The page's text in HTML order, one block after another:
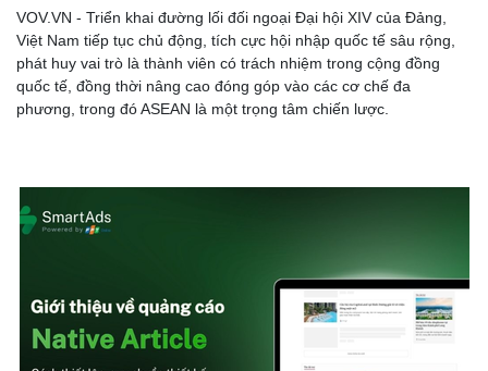
VOV.VN - Triển khai đường lối đối ngoại Đại hội XIV của Đảng,
Việt Nam tiếp tục chủ động, tích cực hội nhập quốc tế sâu rộng,
phát huy vai trò là thành viên có trách nhiệm trong cộng đồng
quốc tế, đồng thời nâng cao đóng góp vào các cơ chế đa
phương, trong đó ASEAN là một trọng tâm chiến lược.